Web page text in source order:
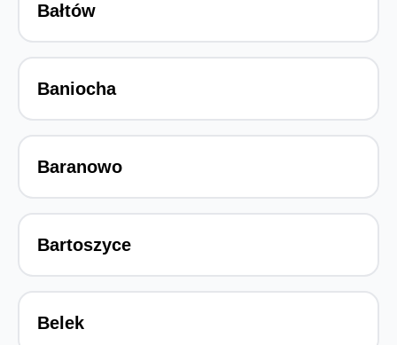
Bałtów
Baniocha
Baranowo
Bartoszyce
Belek